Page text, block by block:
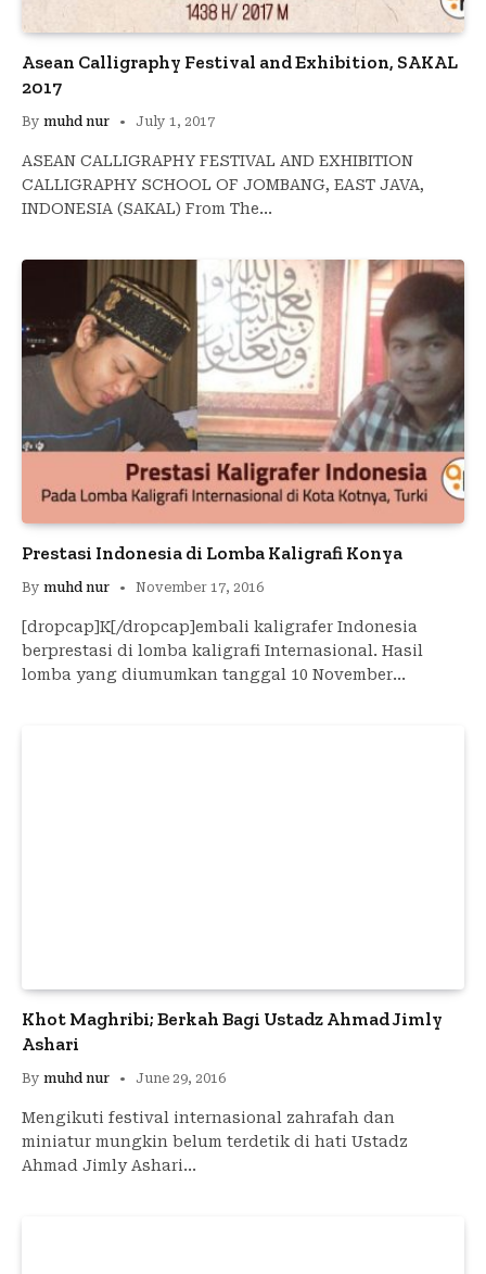
Asean Calligraphy Festival and Exhibition, SAKAL
2017
By muhd nur July 1, 2017
ASEAN CALLIGRAPHY FESTIVAL AND EXHIBITION
CALLIGRAPHY SCHOOL OF JOMBANG, EAST JAVA,
INDONESIA (SAKAL) From The…
Prestasi Indonesia di Lomba Kaligrafi Konya
By muhd nur November 17, 2016
[dropcap]K[/dropcap]embali kaligrafer Indonesia
berprestasi di lomba kaligrafi Internasional. Hasil
lomba yang diumumkan tanggal 10 November…
Khot Maghribi; Berkah Bagi Ustadz Ahmad Jimly
Ashari
By muhd nur June 29, 2016
Mengikuti festival internasional zahrafah dan
miniatur mungkin belum terdetik di hati Ustadz
Ahmad Jimly Ashari…